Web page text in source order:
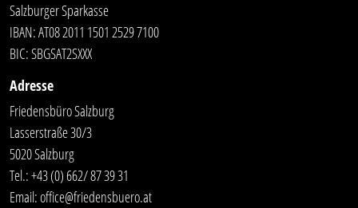
Salzburger Sparkasse
IBAN: AT08 2011 1501 2529 7100
BIC: SBGSAT2SXXX
Adresse
Friedensbüro Salzburg
Lasserstraße 30/3
5020 Salzburg
Tel.:+43 (0) 662/ 87 39 31
Email:office@friedensbuero.at